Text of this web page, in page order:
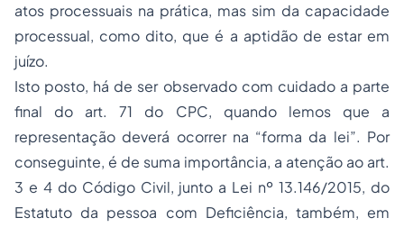
atos processuais na prática, mas sim da capacidade
processual, como dito, que é a aptidão de estar em
juízo.
Isto posto, há de ser observado com cuidado a parte
final do art. 71 do CPC, quando lemos que a
representação deverá ocorrer na “forma da lei”. Por
conseguinte, é de suma importância, a atenção ao art.
3 e 4 do Código Civil, junto a Lei nº 13.146/2015, do
Estatuto da pessoa com Deficiência, também, em